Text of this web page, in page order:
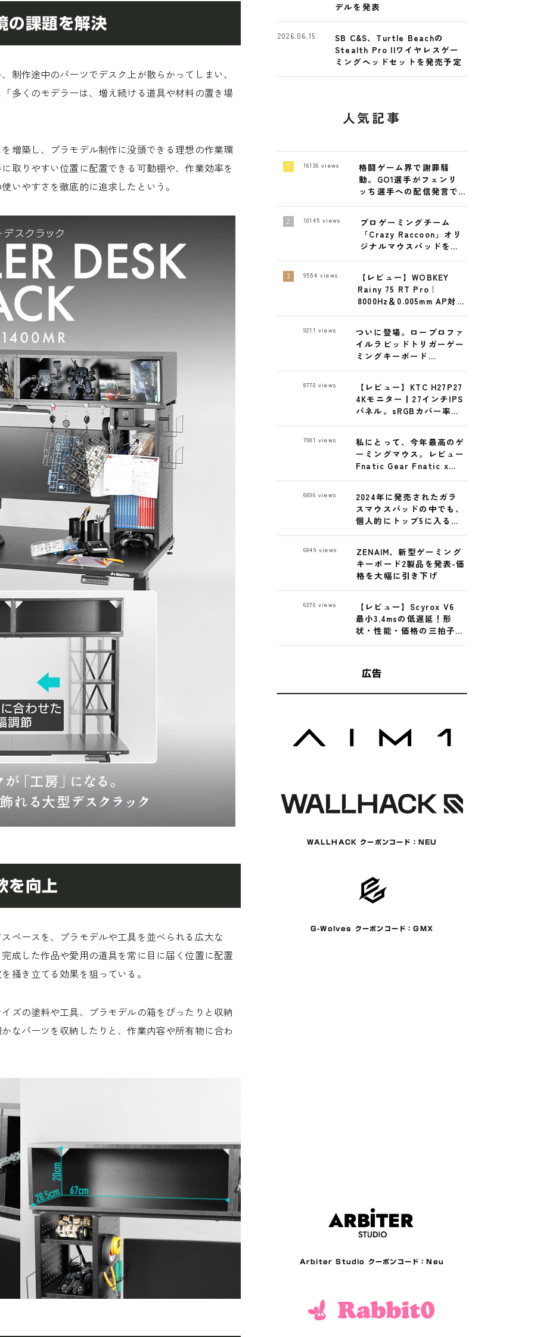
の課題を解決
作途中のパーツでデスク上が散らかってしまい、
多くのモデラーは、増え続ける道具や材料の置き場
築し、プラモデル制作に没頭できる理想の作業環
取りやすい位置に配置できる可動棚や、作業効率を
いやすさを徹底的に追求したという。
を向上
ースを、プラモデルや工具を並べられる広大な
成した作品や愛用の道具を常に目に届く位置に配置
掻き立てる効果を狙っている。
の塗料や工具、プラモデルの箱をぴったりと収納
なパーツを収納したりと、作業内容や所有物に合わ
デルを発表
SB C&S、Turtle Beachの
Stealth Pro IIワイヤレスゲー
ミングヘッドセットを発売予定
2026.06.15
人気記事
格闘ゲーム界で謝罪騒
動。GO1選手がフェンリ
ッち選手への配信発言で
16136 views
プロゲーミングチーム
「Crazy Raccoon」オリ
ジナルマウスパッドを発
10145 views
【レビュー】WOBKEY
Rainy 75 RT Pro｜
8000Hz＆0.005mm AP対応
9554 views
ついに登場。ロープロファ
イルラピッドトリガーゲー
ミングキーボード
9211 views
【レビュー】KTC H27P27
4Kモニター丨27インチIPS
パネル。sRGBカバー率実
8770 views
私にとって、今年最高のゲ
ーミングマウス。レビュー
Fnatic Gear Fnatic x
7981 views
2024年に発売されたガラ
スマウスパッドの中でも、
個人的にトップ5に入る逸
Mousepad レビュー
6896 views
ZENAIM、新型ゲーミング
キーボード2製品を発表-価
格を大幅に引き下げ
6849 views
【レビュー】Scyrox V6
最小3.4msの低遅延！形
状・性能・価格の三拍子揃
6370 views
広告
WALLHACK クーポンコード：NEU
G-Wolves クーポンコード：GMX
Arbiter Studio クーポンコード：Neu